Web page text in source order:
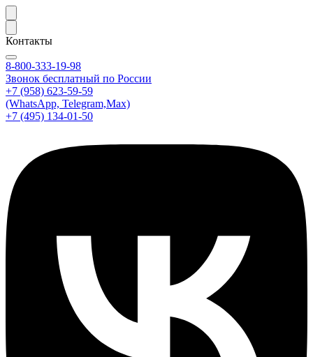
Контакты
8-800-333-19-98
Звонок бесплатный по России
+7 (958) 623-59-59
(WhatsApp, Telegram,Max)
+7 (495) 134-01-50